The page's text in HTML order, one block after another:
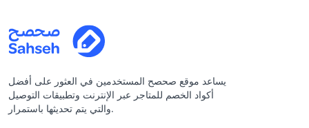
يساعد موقع صحصح المستخدمين في العثور على أفضل
أكواد الخصم للمتاجر عبر الإنترنت وتطبيقات التوصيل
والتي يتم تحديثها باستمرار.